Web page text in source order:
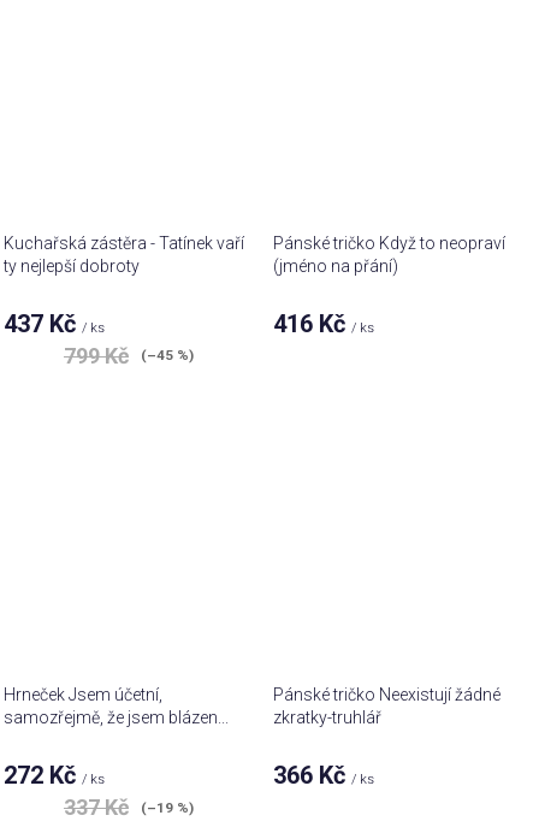
Kuchařská zástěra - Tatínek vaří
ty nejlepší dobroty
437 Kč / ks
799 Kč (–45 %)
Pánské tričko Když to neopraví
(jméno na přání)
416 Kč / ks
Hrneček Jsem účetní,
samozřejmě, že jsem blázen...
272 Kč/ ks
337 Kč (–19 %)
Pánské tričko Neexistují žádné
zkratky-truhlář
366 Kč/ ks